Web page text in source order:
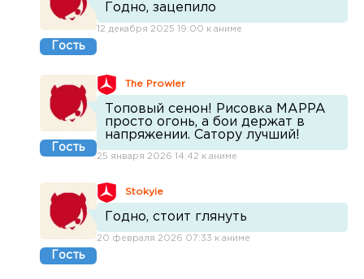
Гость
Годно, зацепило
12 декабря 2025 19:00 к аниме
Гость
The Prowler
Топовый сенон! Рисовка MAPPA
просто огонь, а бои держат в
напряжении. Сатору лучший!
25 января 2026 14:42 к аниме
Гость
Stokyie
Годно, стоит глянуть
20 февраля 2026 07:33 к аниме